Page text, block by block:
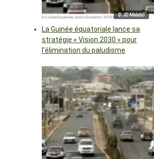
© JD Malabo
La Guinée équatoriale lance sa
stratégie « Vision 2030 » pour
l’élimination du paludisme